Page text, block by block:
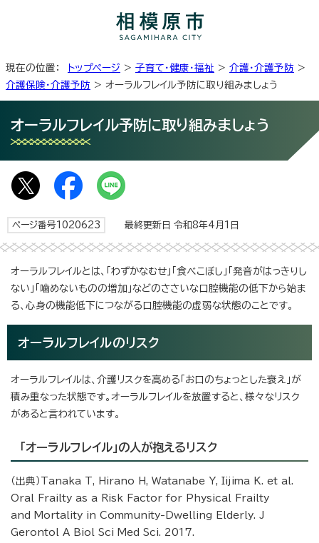
現在の位置： トップページ > 子育て・健康・福祉 > 介護・介護予防 >
介護保険・介護予防 > オーラルフレイル予防に取り組みましょう
オーラルフレイル予防に取り組みましょう
ページ番号1020623 最終更新日 令和8年4月1日
オーラルフレイルとは、「わずかなむせ」「食べこぼし」「発音がはっきりし
ない」「噛めないものの増加」などのささいな口腔機能の低下から始ま
る、心身の機能低下につながる口腔機能の虚弱な状態のことです。
オーラルフレイルのリスク
オーラルフレイルは、介護リスクを高める「お口のちょっとした衰え」が
積み重なった状態です。オーラルフレイルを放置すると、様々なリスク
があると言われています。
「オーラルフレイル」の人が抱えるリスク
（出典）Tanaka T, Hirano H, Watanabe Y, Iijima K. et al.
Oral Frailty as a Risk Factor for Physical Frailty
and Mortality in Community-Dwelling Elderly. J
Gerontol A Biol Sci Med Sci. 2017.